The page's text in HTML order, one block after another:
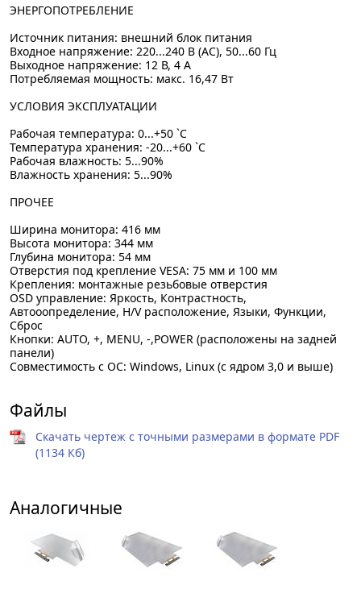
ЭНЕРГОПОТРЕБЛЕНИЕ
Источник питания: внешний блок питания
Входное напряжение: 220...240 В (AC), 50...60 Гц
Выходное напряжение: 12 В, 4 А
Потребляемая мощность: макс. 16,47 Вт
УСЛОВИЯ ЭКСПЛУАТАЦИИ
Рабочая температура: 0...+50 `C
Температура хранения: -20...+60 `C
Рабочая влажность: 5...90%
Влажность хранения: 5...90%
ПРОЧЕЕ
Ширина монитора: 416 мм
Высота монитора: 344 мм
Глубина монитора: 54 мм
Отверстия под крепление VESA: 75 мм и 100 мм
Крепления: монтажные резьбовые отверстия
OSD управление: Яркость, Контрастность,
Автооопределение, H/V расположение, Языки, Функции,
Сброс
Кнопки: AUTO, +, MENU, -,POWER (расположены на задней
панели)
Совместимость с ОС: Windows, Linux (с ядром 3,0 и выше)
Файлы
Скачать чертеж с точными размерами в формате PDF
(1134 Кб)
Аналогичные